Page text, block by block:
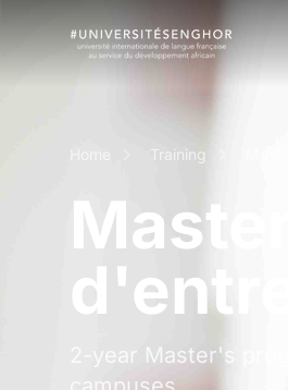
Training
2-year Master's